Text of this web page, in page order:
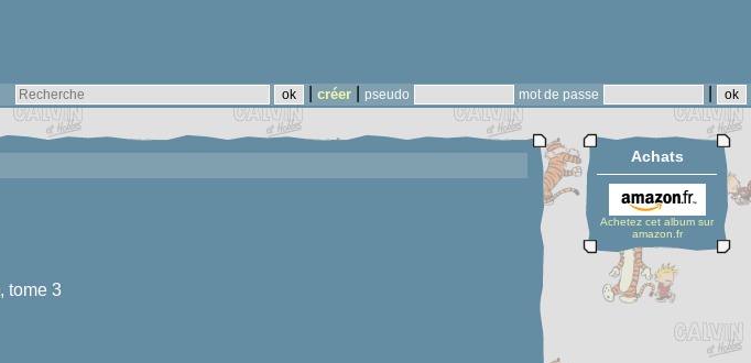
créer pseudo mot de passe
, tome 3
Achats
Achetez cet album sur
amazon.fr